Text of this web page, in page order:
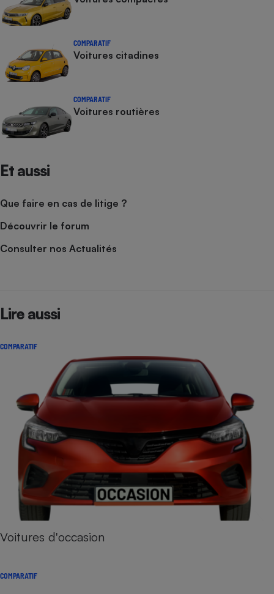
COMPARATIF
Voitures citadines
COMPARATIF
Voitures routières
Et aussi
Que faire en cas de litige ?
Découvrir le forum
Consulter nos Actualités
Lire aussi
COMPARATIF
Voitures d'occasion
COMPARATIF